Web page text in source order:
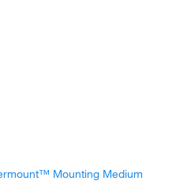
Mounting Medium